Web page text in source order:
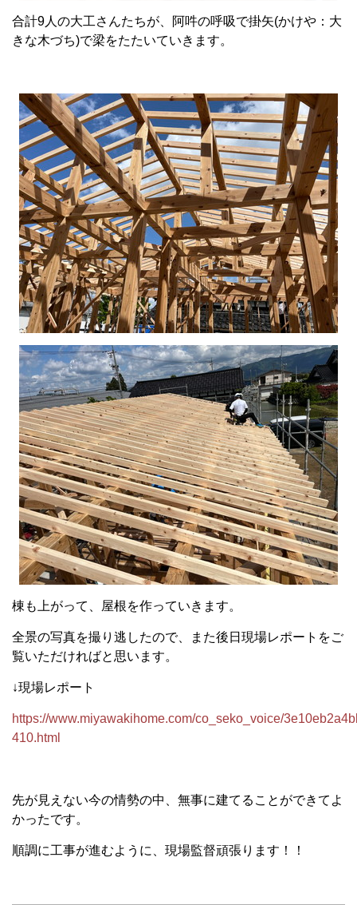
合計9人の大工さんたちが、阿吽の呼吸で掛矢(かけや：大
きな木づち)で梁をたたいていきます。
棟も上がって、屋根を作っていきます。
全景の写真を撮り逃したので、また後日現場レポートをご
覧いただければと思います。
↓現場レポート
https://www.miyawakihome.com/co_seko_voice/
410.html
先が見えない今の情勢の中、無事に建てることができてよ
かったです。
順調に工事が進むように、現場監督頑張ります！！